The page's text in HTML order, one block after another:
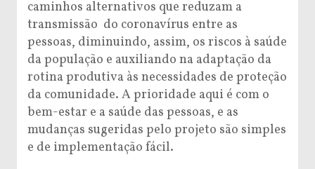
caminhos alternativos que reduzam a
transmissão do coronavírus entre as
pessoas, diminuindo, assim, os riscos à saúde
da população e auxiliando na adaptação da
rotina produtiva às necessidades de proteção
da comunidade. A prioridade aqui é com o
bem-estar e a saúde das pessoas, e as
mudanças sugeridas pelo projeto são simples
e de implementação fácil.